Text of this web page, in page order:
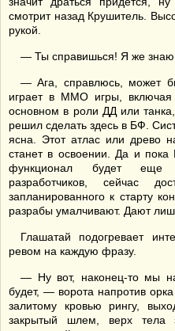
смотрит назад Крушитель.
рукой.
— Ты справишься! Я же знаю.
— Ага, справлюсь, может
играет в ММО игры,
основном в роли ДД или
решил сделать здесь в БФ.
ясна. Этот атлас или древо
станет в освоении. Да и пока
функционал будет еще
разработчиков, сейчас
запланированного к старту
разрабы умалчивают. Дают
Глашатай подогревает
ревом на каждую фразу.
— Ну вот, наконец-то мы
будет, — ворота напротив
залитому кровью рингу,
закрытый шлем, верх тела